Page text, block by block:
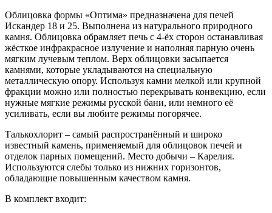
Облицовка формы «Оптима» предназначена для печей
Искандер 18 и 25. Выполнена из натурального природного
камня. Облицовка обрамляет печь с 4-ёх сторон останавливая
жёсткое инфракрасное излучение и наполняя парную очень
мягким лучевым теплом. Верх облицовки засыпается
камнями, которые укладываются на специальную
металлическую опору. Используя камни мелкой или крупной
фракции можно или полностью перекрывать конвекцию, если
нужные мягкие режимы русской бани, или немного её
усиливать, если вы любите режимы погорячее.
Талькохлорит – самый распространённый и широко
известный камень, применяемый для облицовок печей и
отделок парных помещений. Место добычи – Карелия.
Используются слебы только из нижних горизонтов,
обладающие повышенным качеством камня.
В комплект входит: